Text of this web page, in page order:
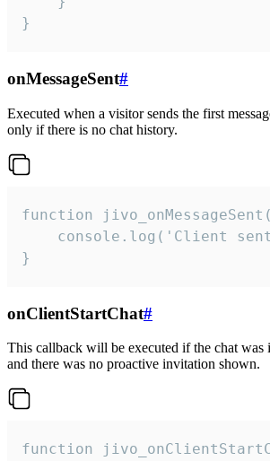
}
onMessageSent#
Executed when a visitor sends the first
only if there is no chat history.
function
console.log('Client
}
onClientStartChat#
This callback will be executed if the chat was
and there was no proactive invitation shown.
function